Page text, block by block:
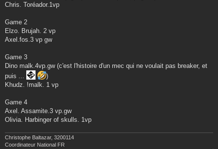
Chris. Toréador.1vp
Game 2
Elzo. Brujah. 2 vp
Axel.fos.3 vp gw
Game 3
Dino malk.4vp.gw (c'est l'histoire d'un mec qui ne voulait pas breaker, et
puis ...
)
Khudz. !malk. 1 vp
Game 4
Axel. Assamite.3 vp.gw
Olivia. Harbinger of skulls. 1vp
Christophe Baltazar, 3200114
Coordinateur National FR